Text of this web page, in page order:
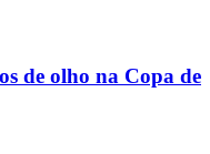
de olho na Copa de